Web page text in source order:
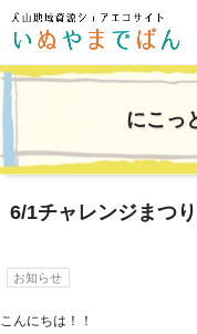
にこっ
6/1チャレンジまつ
お知らせ
こんにちは！！